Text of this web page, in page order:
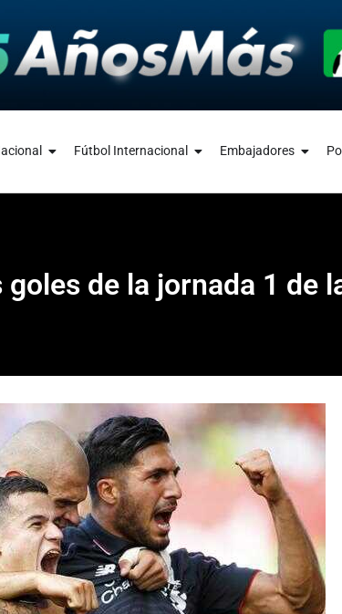
Fútbol Internacional Embajadores
goles de la jornada 1 de